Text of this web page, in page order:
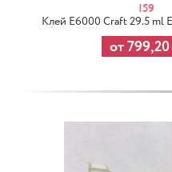
I59
Клей E6000 Craft 29.5 ml
от 799,20